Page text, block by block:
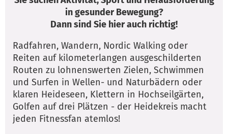
in gesunder Bewegung?
Dann sind Sie hier auch richtig!
Radfahren, Wandern, Nordic Walking oder
Reiten auf kilometerlangen ausgeschilderten
Routen zu lohnenswerten Zielen, Schwimmen
und Surfen in Wellen- und Naturbädern oder
klaren Heideseen, Klettern in Hochseilgärten,
Golfen auf drei Plätzen - der Heidekreis macht
jeden Fitnessfan atemlos!